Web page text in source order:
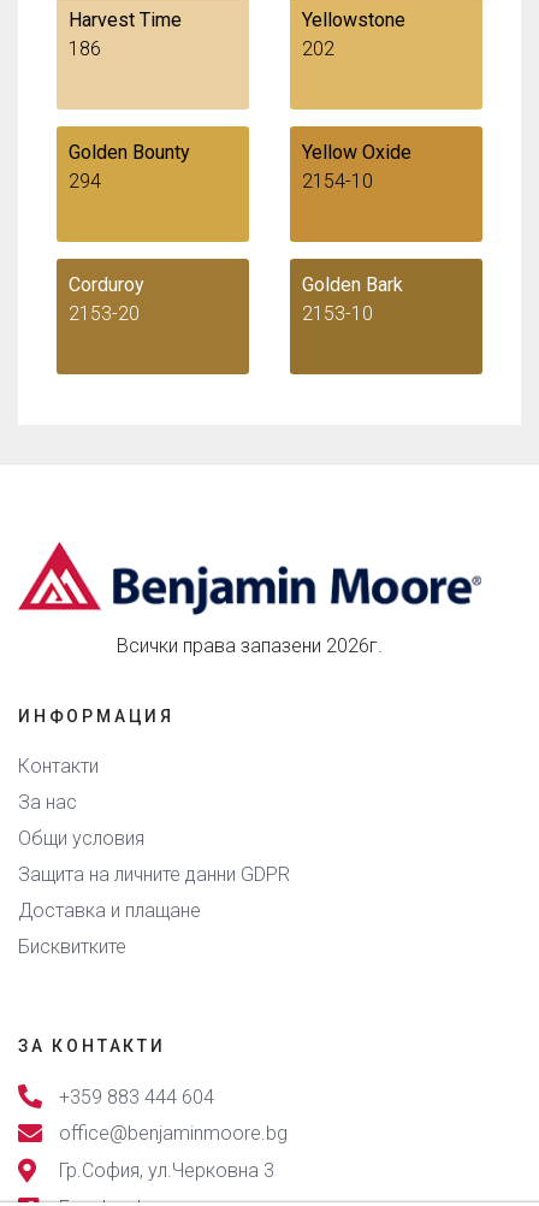
Harvest Time
186
Yellowstone
202
Golden Bounty
294
Yellow Oxide
2154-10
Corduroy
2153-20
Golden Bark
2153-10
Всички права запазени 2026г.
ИНФОРМАЦИЯ
Контакти
За нас
Общи условия
Защита на личните данни GDPR
Доставка и плащане
Бисквитките
ЗА КОНТАКТИ
+359 883 444 604
office@benjaminmoore.bg
Гр.София, ул.Черковна 3